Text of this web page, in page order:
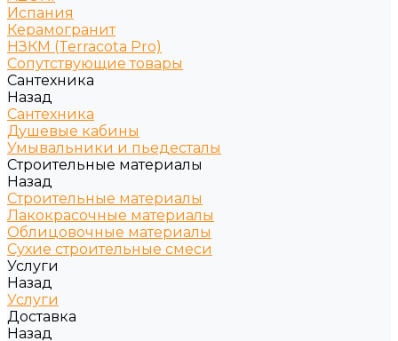
Испания
Керамогранит
НЗКМ (Terracota Pro)
Сопутствующие товары
Сантехника
Назад
Сантехника
Душевые кабины
Умывальники и пьедесталы
Строительные материалы
Назад
Строительные материалы
Лакокрасочные материалы
Облицовочные материалы
Сухие строительные смеси
Услуги
Назад
Услуги
Доставка
Назад